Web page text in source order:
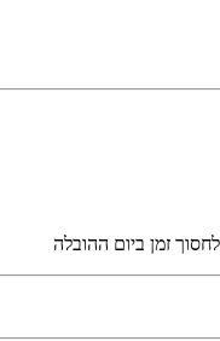
זמן ביום ההובלה